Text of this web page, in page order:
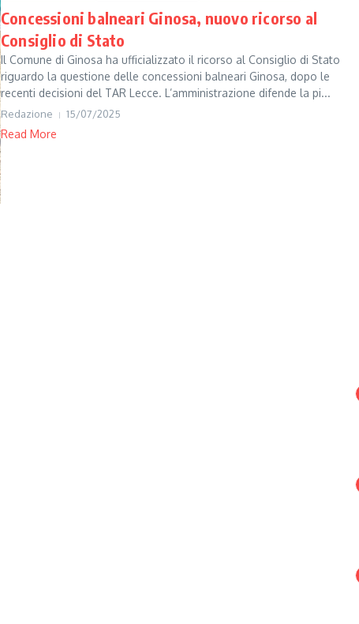
Concessioni balneari Ginosa, nuovo ricorso al
Consiglio di Stato
Il Comune di Ginosa ha ufficializzato il ricorso al Consiglio di Stato
riguardo la questione delle concessioni balneari Ginosa, dopo le
recenti decisioni del TAR Lecce. L’amministrazione difende la pi...
Redazione 15/07/2025
Read More